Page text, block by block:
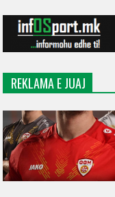
REKLAMA E JUAJ